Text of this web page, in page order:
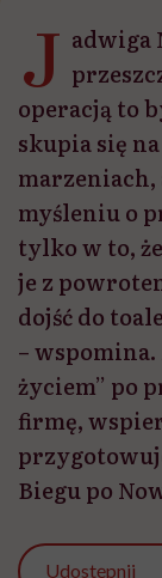
J adwiga
operacją to
skupia się
myśleniu o
tylko w to,
je z
dojść do
–
życiem” po
firmę,
Biegu po
Udostępnij